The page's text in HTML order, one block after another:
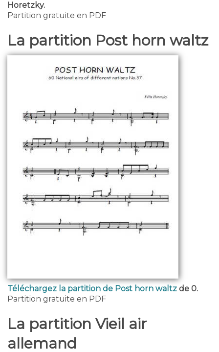
Horetzky.
Partition gratuite en PDF
La partition Post horn waltz
Téléchargez la partition de Post horn waltz de 0.
Partition gratuite en PDF
La partition Vieil air
allemand